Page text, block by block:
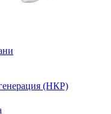
(НКР)